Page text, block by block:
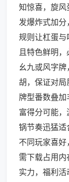
知惊喜，旋
发爆炸式加
规则让杠蛋
且特色鲜明
幺九或风字
胡，保证对
牌型番数叠
富得分可能
锅节奏迅猛适
不同玩家喜
需下载占用
实力，福利